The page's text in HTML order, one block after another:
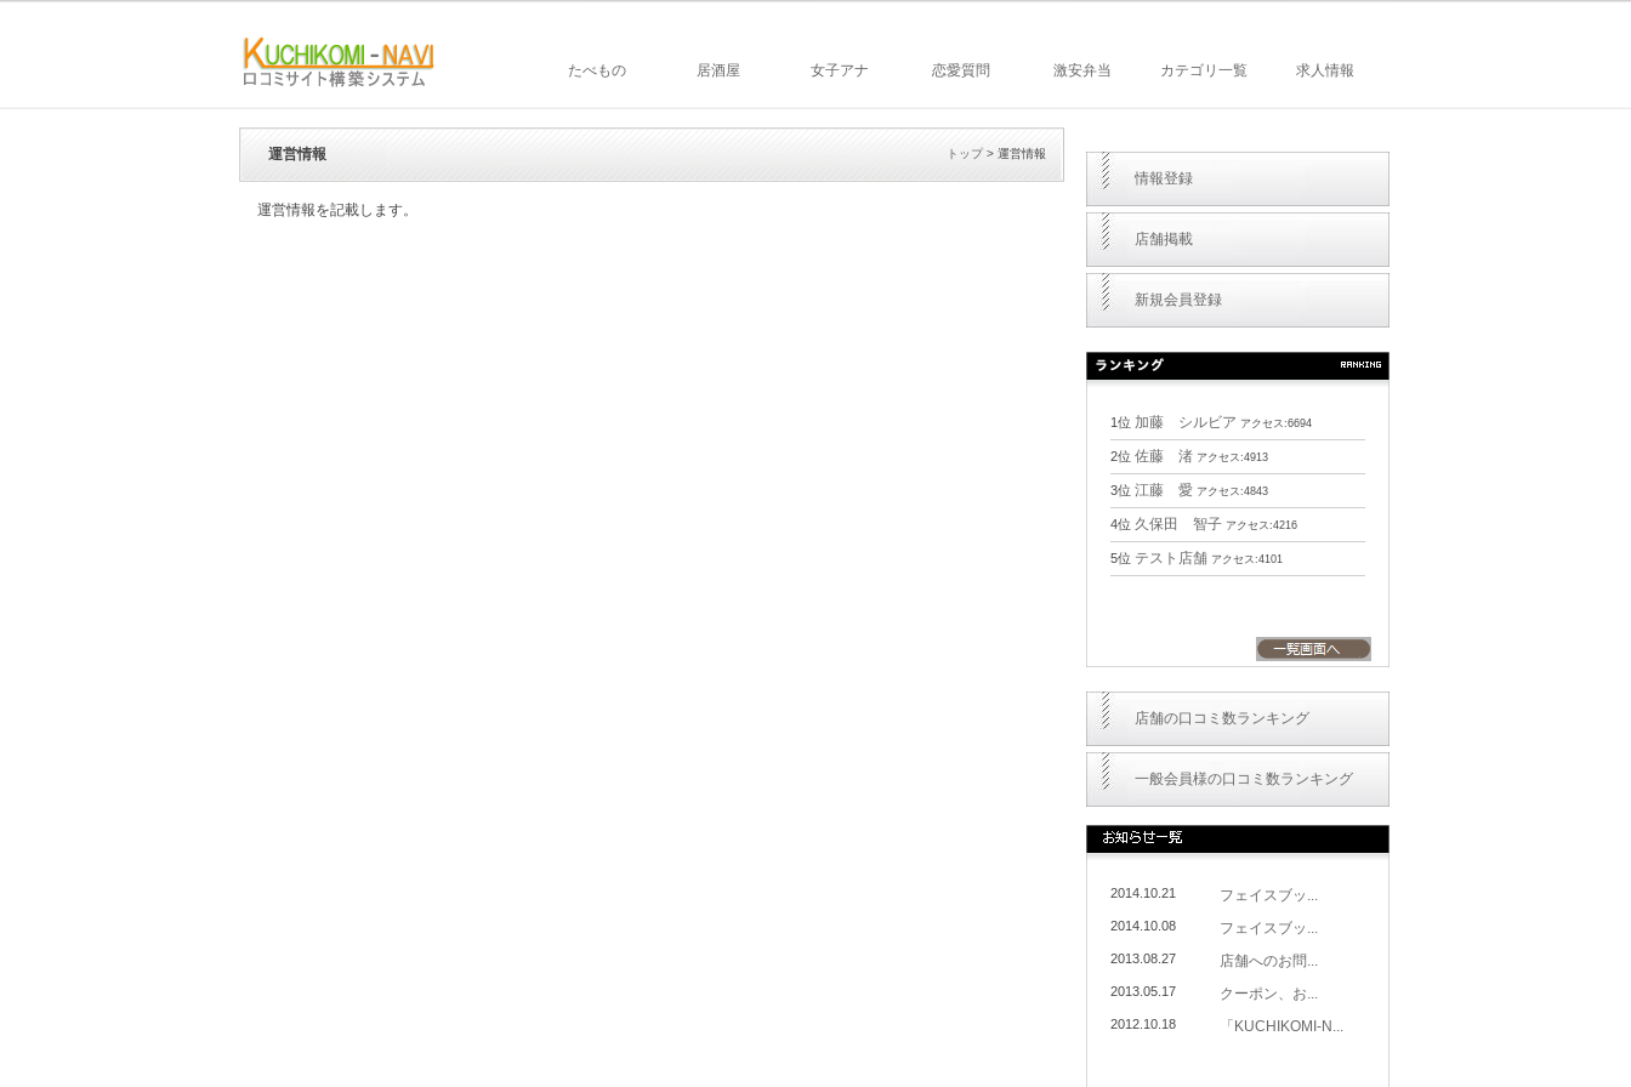
たべもの 居酒屋 女子アナ 恋愛質問 激安弁当 カテゴリ一覧 求人情報
運営情報 トップ> 運営情報
運営情報を記載します。
情報登録
店舗掲載
新規会員登録
1位 加藤 シルビア アクセス:6694
2位 佐藤 渚 アクセス:4913
3位 江藤 愛 アクセス:4843
4位 久保田 智子 アクセス:4216
5位 テスト店舗 アクセス:4101
店舗の口コミ数ランキング
一般会員様の口コミ数ランキング
2014.10.21 フェイスブッ...
2014.10.08 フェイスブッ...
2013.08.27 店舗へのお問...
2013.05.17 クーポン、お...
2012.10.18 「KUCHIKOMI-N...